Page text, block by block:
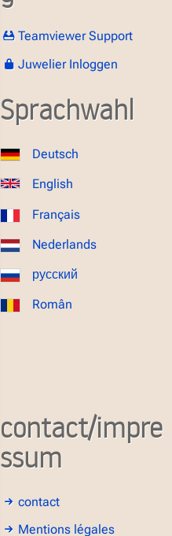
Teamviewer Support
Juwelier Inloggen
Sprachwahl
Deutsch
English
Français
Nederlands
русский
Român
contact/impre
ssum
contact
Mentions légales